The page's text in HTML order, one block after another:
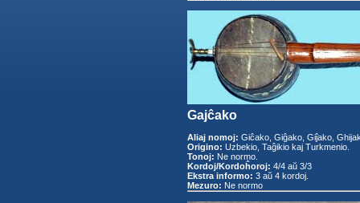
Gajĉako
Aliaj nomoj: Giĉako, Giĝako, Giĵako,
Origino: Uzbekio, Taĝikio kaj Turkmenio.
Tonoj: Ne normo.
Kordoj/Kordoĥoroj: 4/4 aŭ 3/3
Ekstra informo: 3 aŭ 4 kordoj.
Mezuro: Ne normo